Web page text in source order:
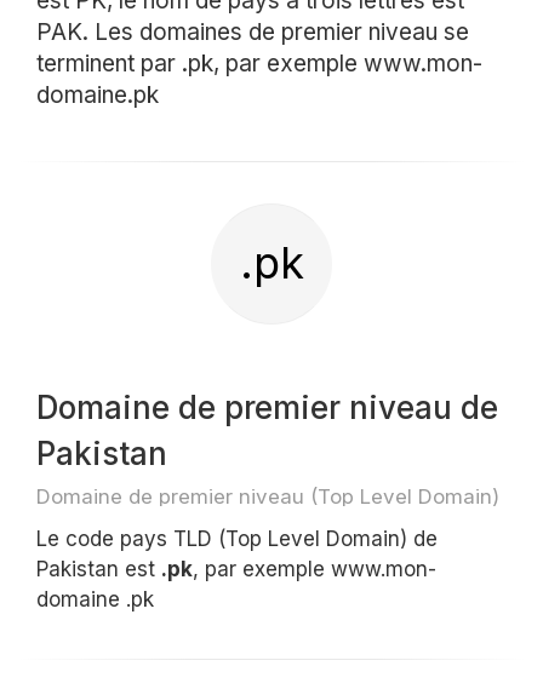
PAK. Les domaines de premier niveau se
terminent par .pk, par exemple www.mon-
domaine.pk
.pk
Domaine de premier niveau de
Pakistan
Domaine de premier niveau (Top Level Domain)
Le code pays TLD (Top Level Domain) de
Pakistan est .pk, par exemple www.mon-
domaine .pk